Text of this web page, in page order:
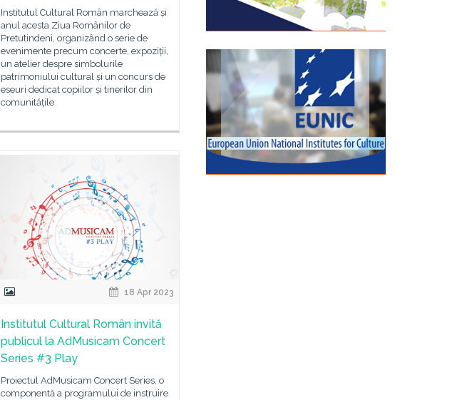
Institutul Cultural Român marchează și
anul acesta Ziua Românilor de
Pretutindeni, organizând o serie de
evenimente precum concerte, expoziții,
un atelier despre simbolurile
patrimoniului cultural și un concurs de
eseuri dedicat copiilor și tinerilor din
comunitățile
18 Apr 2023
Institutul Cultural Român invită
publicul la AdMusicam Concert
Series #3 Play
Proiectul AdMusicam Concert Series, o
componentă a programului de instruire